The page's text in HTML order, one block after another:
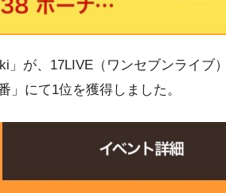
が、17LIVE（ワンセブンライブ
」にて1位を獲得しました。